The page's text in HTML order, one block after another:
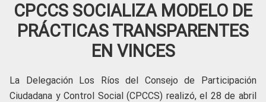
CPCCS SOCIALIZA MODELO DE
PRÁCTICAS TRANSPARENTES
EN VINCES
La Delegación Los Ríos del Consejo de Participación
Ciudadana y Control Social (CPCCS) realizó, el 28 de abril